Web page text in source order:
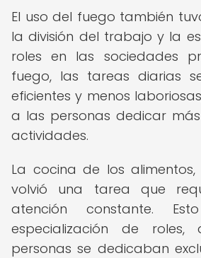
El uso del fuego también
la división del trabajo y la
roles en las sociedades
fuego, las tareas diarias
eficientes y menos
a las personas dedicar
actividades.
La cocina de los
volvió una tarea que
atención constante.
especialización de roles,
personas se dedicaban